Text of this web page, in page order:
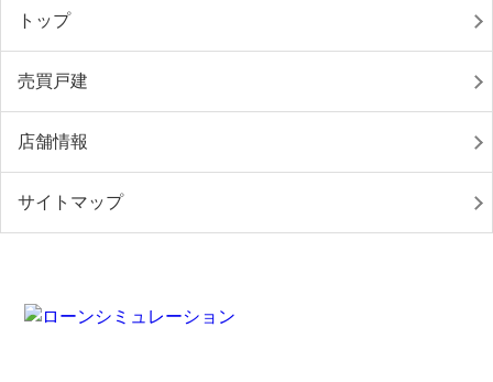
トップ
売買戸建
店舗情報
サイトマップ